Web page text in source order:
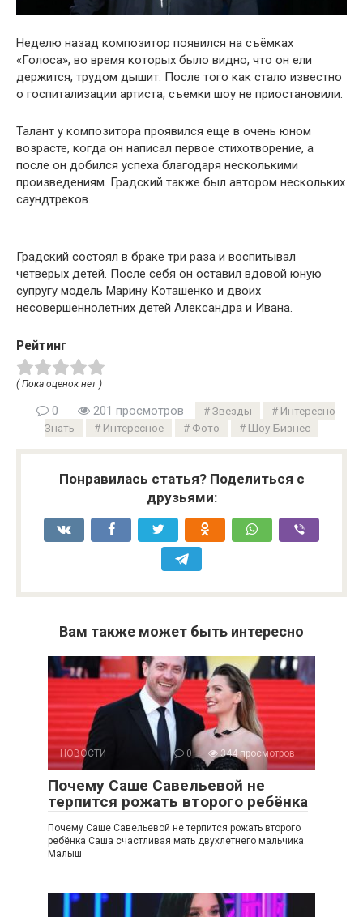
Неделю назад композитор появился на съёмках
«Голоса», во время которых было видно, что он ели
держится, трудом дышит. После того как стало известно
о госпитализации артиста, съемки шоу не приостановили.
Талант у композитора проявился еще в очень юном
возрасте, когда он написал первое стихотворение, а
после он добился успеха благодаря несколькими
произведениям. Градский также был автором нескольких
саундтреков.
Градский состоял в браке три раза и воспитывал
четверых детей. После себя он оставил вдовой юную
супругу модель Марину Коташенко и двоих
несовершеннолетних детей Александра и Ивана.
Рейтинг
( Пока оценок нет )
0 201 просмотров Звезды
Интересно
Знать
Интересное Фото Шоу-Бизнес
Понравилась статья? Поделиться с
друзьями:
Вам также может быть интересно
НОВОСТИ 0 344 просмотров
Почему Саше Савельевой не
терпится рожать второго ребёнка
Почему Саше Савельевой не терпится рожать второго
ребёнка Саша счастливая мать двухлетнего мальчика.
Малыш